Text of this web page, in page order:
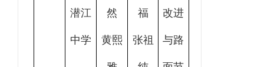
潜江
中学
然
黄熙
福
张祖
改进
与路